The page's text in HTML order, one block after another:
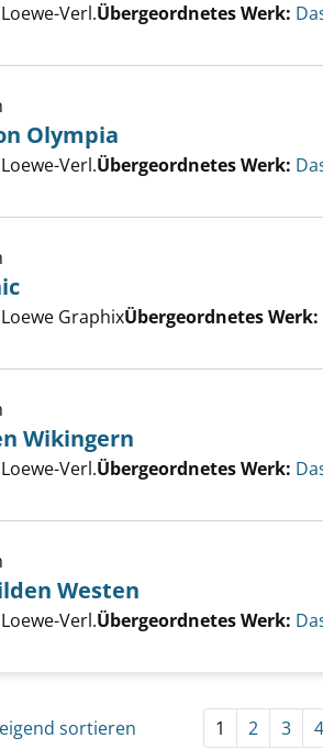
vor dem Auftritt anzeigen
Verl.Übergeordnetes Werk:
von Olympia anzeigen
Olympia
Verl.Übergeordnetes Werk:
der Titanic anzeigen
GraphixÜbergeordnetes Werk:
bei den Wikingern anzeigen
Wikingern
Verl.Übergeordnetes Werk:
den Wilden Westen anzeigen
Westen
Verl.Übergeordnetes Werk:
sortieren 1 2 3 4